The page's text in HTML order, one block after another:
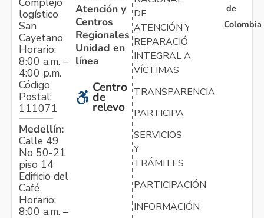
logístico
San
Cayetano
Horario:
8:00 a.m. –
4:00 p.m.
Código
Postal:
111071
Medellín:
Calle 49
No 50-21
piso 14
Edificio del
Café
Horario:
8:00 a.m. –
Atención y
Centros
Regionales
Unidad en
línea
Centro
de
relevo
DE
ATENCIÓN Y
REPARACIÓN
INTEGRAL A
VÍCTIMAS
TRANSPARENCIA
PARTICIPA
SERVICIOS
Y
TRÁMITES
PARTICIPACIÓN
INFORMACIÓN
de
Colombia